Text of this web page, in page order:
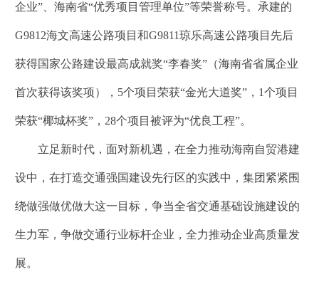
企业”、海南省“优秀项目管理单位”等荣誉称号。承建的
G9812海文高速公路项目和G9811琼乐高速公路项目先后
获得国家公路建设最高成就奖“李春奖”（海南省省属企业
首次获得该奖项），5个项目荣获“金光大道奖”，1个项目
荣获“椰城杯奖”，28个项目被评为“优良工程”。
立足新时代，面对新机遇，在全力推动海南自贸港建
设中，在打造交通强国建设先行区的实践中，集团紧紧围
绕做强做优做大这一目标，争当全省交通基础设施建设的
生力军，争做交通行业标杆企业，全力推动企业高质量发
展。